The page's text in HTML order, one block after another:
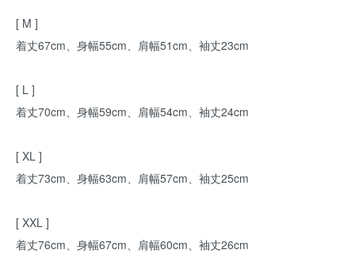
[ M ]
着丈67cm、身幅55cm、肩幅51cm、袖丈23cm
[ L ]
着丈70cm、身幅59cm、肩幅54cm、袖丈24cm
[ XL ]
着丈73cm、身幅63cm、肩幅57cm、袖丈25cm
[ XXL ]
着丈76cm、身幅67cm、肩幅60cm、袖丈26cm